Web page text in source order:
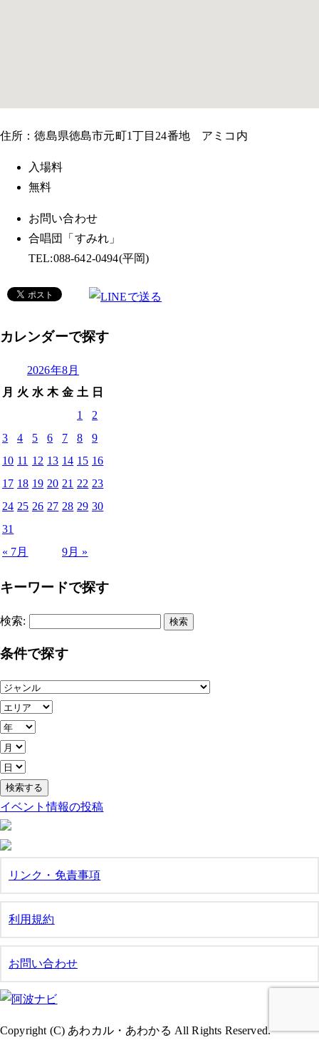
住所：徳島県徳島市元町1丁目24番地 アミコ内
入場料
無料
お問い合わせ
合唱団「すみれ」
TEL:088-642-0494(平岡)
カレンダーで探す
2026年8月
月 火 水 木 金 土 日
« 7月 9月 »
1
2
3
4 5 6 7 8
9
10 11 12 13 14 15 16
17 18 19 20 21 22 23
24 25 26 27 28 29 30
31
キーワードで探す
検索:
条件で探す
イベント情報の投稿
リンク・免責事項
利用規約
お問い合わせ
Copyright (C) あわカル・あわかる All Rights Reserved.